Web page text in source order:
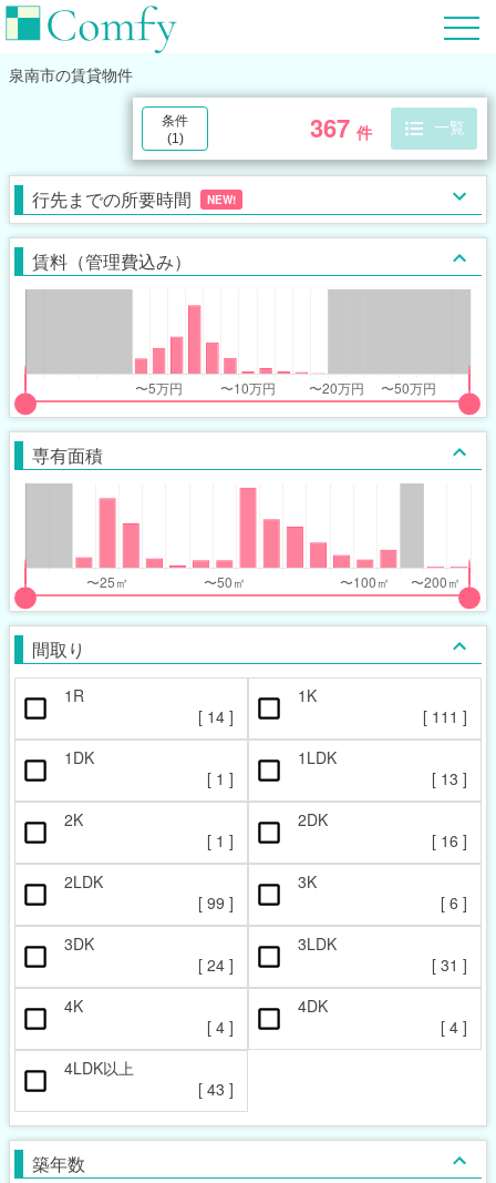
泉南市の賃貸物件
367 件 一覧
条件
(1 )
行先までの所要時間 NEW!
賃料（管理費込み）
専有面積
間取り
1R
[ 14 ]
1K
[ 111 ]
1DK
[ 1 ]
1LDK
[ 13 ]
2K
[ 1 ]
2DK
[ 16 ]
2LDK
[ 99 ]
3K
[ 6 ]
3DK
[ 24 ]
3LDK
[ 31 ]
4K
[ 4 ]
4DK
[ 4 ]
4LDK以上
[ 43 ]
築年数